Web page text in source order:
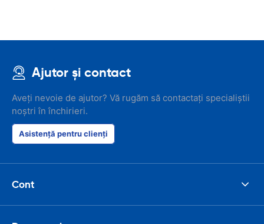
Ajutor și contact
Aveți nevoie de ajutor? Vă rugăm să contactați specialiștii
noștri în închirieri.
Asistență pentru clienți
Cont